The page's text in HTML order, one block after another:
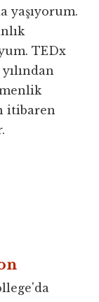
yaşıyorum.
TEDx
itibaren